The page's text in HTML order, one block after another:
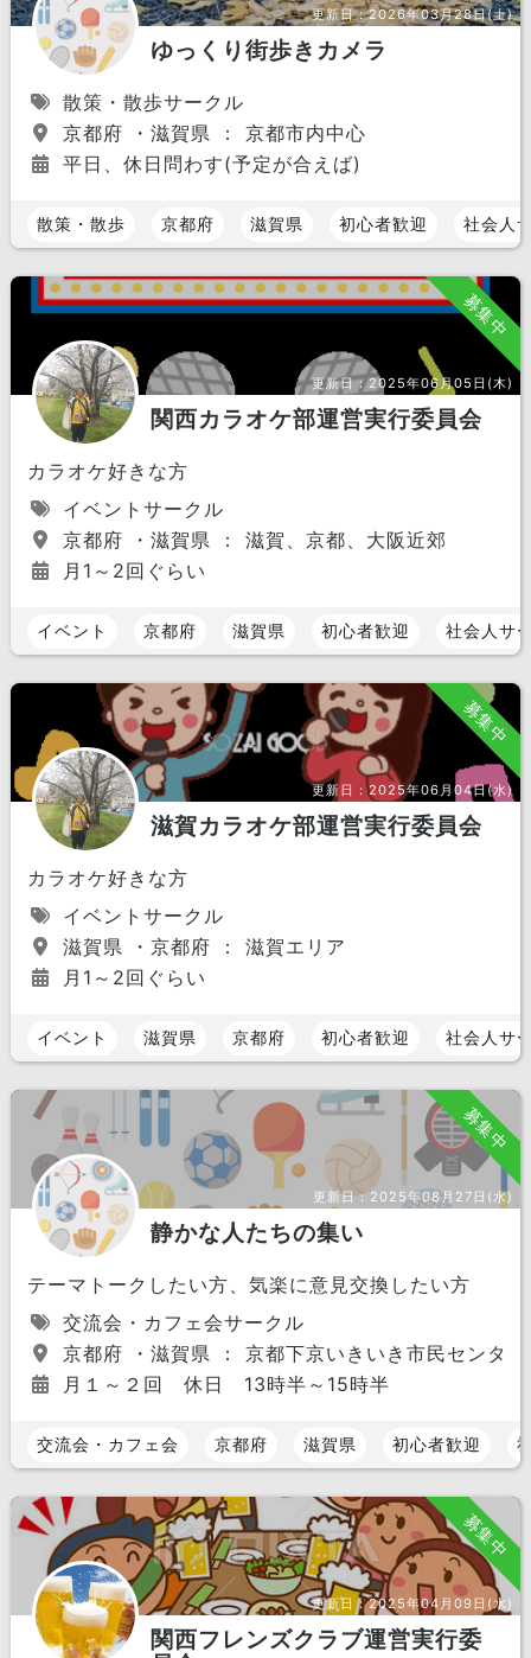
更新日：2026年03月28日(土)
ゆっくり街歩きカメラ
散策・散歩サークル
京都府 ・滋賀県 ： 京都市内中心
平日、休日問わす(予定が合えば)
散策・散歩 京都府 滋賀県 初心者歓迎 社会人
募集中
更新日：2025年06月05日(木)
関西カラオケ部運営実行委員会
カラオケ好きな方
イベントサークル
京都府 ・滋賀県 ： 滋賀、京都、大阪近郊
月1～2回ぐらい
イベント 京都府 滋賀県 初心者歓迎 社会人サ
募集中
更新日：2025年06月04日(水)
滋賀カラオケ部運営実行委員会
カラオケ好きな方
イベントサークル
滋賀県 ・京都府 ： 滋賀エリア
月1～2回ぐらい
イベント 滋賀県 京都府 初心者歓迎 社会人サ
募集中
更新日：2025年08月27日(水)
静かな人たちの集い
テーマトークしたい方、気楽に意見交換したい方
交流会・カフェ会サークル
京都府 ・滋賀県 ： 京都下京いきいき市民センタ
月１～２回 休日 13時半～15時半
交流会・カフェ会 京都府 滋賀県 初心者歓迎
募集中
更新日：2025年04月09日(水)
関西フレンズクラブ運営実行委